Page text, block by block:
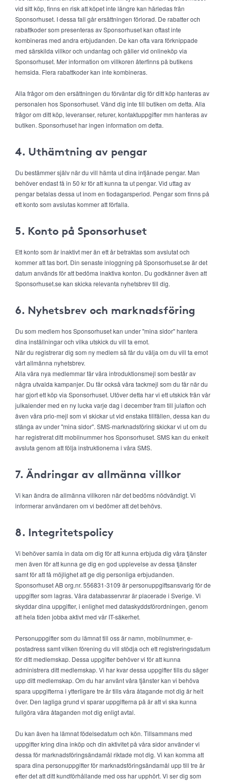
vid sitt köp, finns en risk att köpet inte längre kan härledas från
Sponsorhuset. I dessa fall går ersättningen förlorad. De rabatter och
rabattkoder som presenteras av Sponsorhuset kan oftast inte
kombineras med andra erbjudanden. De kan ofta vara förknippade
med särskilda villkor och undantag och gäller vid onlineköp via
Sponsorhuset. Mer information om villkoren återfinns på butikens
hemsida. Flera rabattkoder kan inte kombineras.
Alla frågor om den ersättningen du förväntar dig för ditt köp hanteras av
personalen hos Sponsorhuset. Vänd dig inte till butiken om detta. Alla
frågor om ditt köp, leveranser, returer, kontaktuppgifter mm hanteras av
butiken. Sponsorhuset har ingen information om detta.
4. Uthämtning av pengar
Du bestämmer själv när du vill hämta ut dina intjänade pengar. Man
behöver endast få in 50 kr för att kunna ta ut pengar. Vid uttag av
pengar betalas dessa ut inom en tiodagarsperiod. Pengar som finns på
ett konto som avslutas kommer att förfalla.
5. Konto på Sponsorhuset
Ett konto som är inaktivt mer än ett år betraktas som avslutat och
kommer att tas bort. Din senaste inloggning på Sponsorhuset.se är det
datum används för att bedöma inaktiva konton. Du godkänner även att
Sponsorhuset.se kan skicka relevanta nyhetsbrev till dig.
6. Nyhetsbrev och marknadsföring
Du som medlem hos Sponsorhuset kan under "mina sidor" hantera
dina inställningar och vilka utskick du vill ta emot.
När du registrerar dig som ny medlem så får du välja om du vill ta emot
vårt allmänna nyhetsbrev.
Alla våra nya medlemmar får våra introduktionsmejl som består av
några utvalda kampanjer. Du får också våra tackmejl som du får när du
har gjort ett köp via Sponsorhuset. Utöver detta har vi ett utskick från vår
julkalender med en ny lucka varje dag i december fram till julafton och
även våra prio-mejl som vi skickar ut vid enstaka tillfällen, dessa kan du
stänga av under "mina sidor". SMS-marknadsföring skickar vi ut om du
har registrerat ditt mobilnummer hos Sponsorhuset. SMS kan du enkelt
avsluta genom att följa instruktionerna i våra SMS.
7. Ändringar av allmänna villkor
Vi kan ändra de allmänna villkoren när det bedöms nödvändigt. Vi
informerar användaren om vi bedömer att det behövs.
8. Integritetspolicy
Vi behöver samla in data om dig för att kunna erbjuda dig våra tjänster
men även för att kunna ge dig en god upplevelse av dessa tjänster
samt för att få möjlighet att ge dig personliga erbjudanden.
Sponsorhuset AB org.nr. 556831-3109 är personuppgiftsansvarig för de
uppgifter som lagras. Våra databasservrar är placerade i Sverige. Vi
skyddar dina uppgifter, i enlighet med dataskyddsförordningen, genom
att hela tiden jobba aktivt med vår IT-säkerhet.
Personuppgifter som du lämnat till oss är namn, mobilnummer, e-
postadress samt vilken förening du vill stödja och ett registreringsdatum
för ditt medlemskap. Dessa uppgifter behöver vi för att kunna
administrera ditt medlemskap. Vi har kvar dessa uppgifter tills du säger
upp ditt medlemskap. Om du har använt våra tjänster kan vi behöva
spara uppgifterna i ytterligare tre år tills våra åtagande mot dig är helt
över. Den lagliga grund vi sparar uppgifterna på är att vi ska kunna
fullgöra våra åtaganden mot dig enligt avtal.
Du kan även ha lämnat födelsedatum och kön. Tillsammans med
uppgifter kring dina inköp och din aktivitet på våra sidor använder vi
dessa för marknadsföringsändamål riktade mot dig. Vi kan komma att
spara dina personuppgifter för marknadsföringsändamål upp till tre år
efter det att ditt kundförhållande med oss har upphört. Vi ser dig som